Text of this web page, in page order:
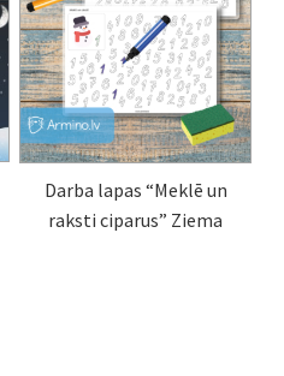
Darba lapas “Meklē un
raksti ciparus” Ziema